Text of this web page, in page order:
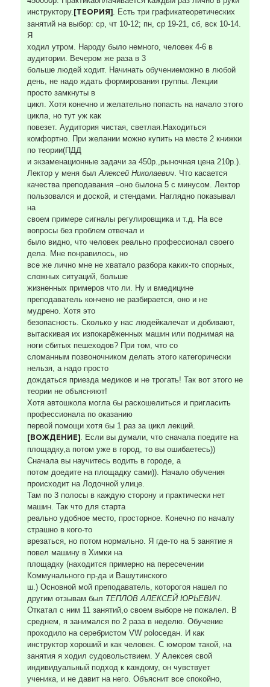
инструктору.[ТЕОРИЯ]. Есть три графикатеоретических
занятий на выбор: ср, чт 10-12; пн, ср 19-21, сб, вск 10-14.
Я
ходил утром. Народу было немного, человек 4-6 в
аудитории. Вечером же раза в 3
больше людей ходит. Начинать обучениеможно в любой
день, не надо ждать формирования группы. Лекции
просто замкнуты в
цикл. Хотя конечно и желательно попасть на начало этого
цикла, но тут уж как
повезет. Аудитория чистая, светлая.Находиться
комфортно. При желании можно купить на месте 2 книжки
по теории(ПДД
и экзаменационные задачи за 450р.,рыночная цена 210р.).
Лектор у меня былАлексей Николаевич. Что касается
качества преподавания –оно былона 5 с минусом. Лектор
пользовался и доской, и стендами. Наглядно показывал
на
своем примере сигналы регулировщика и т.д. На все
вопросы без проблем отвечал и
было видно, что человек реально профессионал своего
дела. Мне понравилось, но
все же лично мне не хватало разбора каких-то спорных,
сложных ситуаций, больше
жизненных примеров что ли. Ну и вмедицине
преподаватель кончено не разбирается, оно и не
мудрено. Хотя это
безопасность. Сколько у нас людейкалечат и добивают,
вытаскивая их изпокарёженных машин или поднимая на
ноги сбитых пешеходов? При том, что со
сломанным позвоночником делать этого категорически
нельзя, а надо просто
дождаться приезда медиков и не трогать! Так вот этого не
теории не объясняют!
Хотя автошкола могла бы раскошелиться и пригласить
профессионала по оказанию
первой помощи хотя бы 1 раз за цикл лекций.
[ВОЖДЕНИЕ]. Если вы думали, что сначала поедите на
площадку,а потом уже в город, то вы ошибаетесь))
Сначала вы научитесь водить в городе, а
потом доедите на площадку сами)). Начало обучения
происходит на Лодочной улице.
Там по 3 полосы в каждую сторону и практически нет
машин. Так что для старта
реально удобное место, просторное. Конечно по началу
страшно в кого-то
врезаться, но потом нормально. Я где-то на 5 занятие я
повел машину в Химки на
площадку (находится примерно на пересечении
Коммунального пр-да и Вашутинского
ш.) Основной мой преподаватель, которогоя нашел по
другим отзывам был ТЕПЛОВ АЛЕКСЕЙ ЮРЬЕВИЧ.
Откатал с ним 11 занятий,о своем выборе не пожалел. В
среднем, я занимался по 2 раза в неделю. Обучение
проходило на серебристом VW poloседан. И как
инструктор хороший и как человек. С юмором такой, на
занятия я ходил судовольствием. У Алексея свой
индивидуальный подход к каждому, он чувствует
ученика, и не давит на него. Объяснит все спокойно,